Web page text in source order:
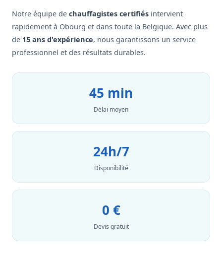
Notre équipe de chauffagistes certifiés intervient
rapidement à Obourg et dans toute la Belgique. Avec plus
de 15 ans d'expérience, nous garantissons un service
professionnel et des résultats durables.
45 min
Délai moyen
24h/7
Disponibilité
0 €
Devis gratuit